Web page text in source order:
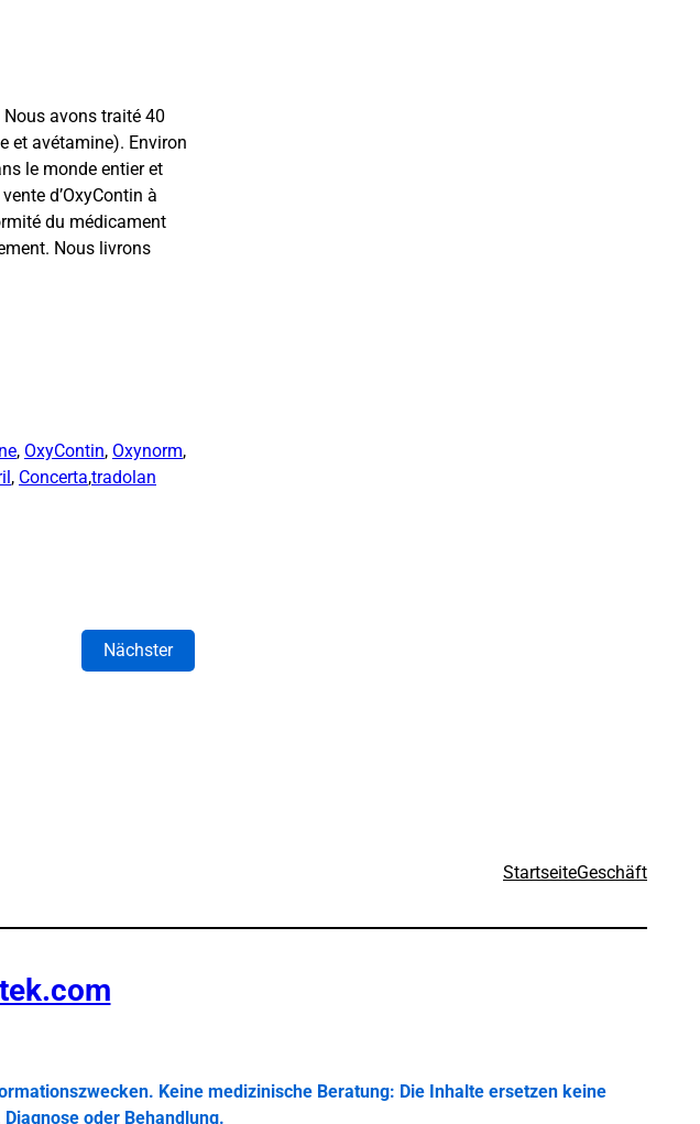
avons traité 40
et avétamine). Environ
le monde entier et
d’OxyContin à
du médicament
Nous livrons
, OxyContin, Oxynorm,
, Concerta,tradolan
Nächster
StartseiteGeschäft
Keine medizinische Beratung: Die Inhalte ersetzen keine
oder Behandlung.